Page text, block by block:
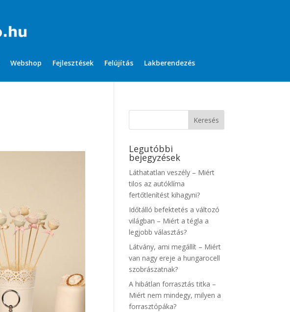
Webshop Fejlesztések Felújítás Lakberendezés
Legutóbbi
bejegyzések
Láthatatlan veszély – Miért
tilos az autóklíma
fertőtlenítést kihagyni?
Időtálló befektetés a változó
világban – Miért a tégla a
legjobb választás?
Látvány, ami megállít – Miért
van nagy ereje a hungarocell
szobrászatnak?
A hibátlan forrasztás titka –
Miért nem mindegy, milyen a
forrasztópáka?